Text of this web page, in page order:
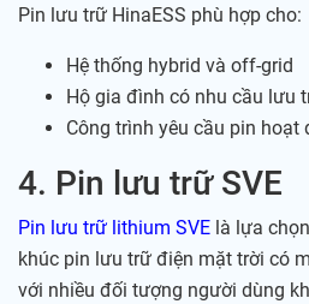
Pin lưu trữ HinaESS phù hợp cho:
Hệ thống hybrid và off-grid
Hộ gia đình có nhu cầu lưu
Công trình yêu cầu pin hoạt
4. Pin lưu trữ SVE
Pin lưu trữ lithium SVE là lựa
khúc pin lưu trữ điện mặt trời có
với nhiều đối tượng người dùng